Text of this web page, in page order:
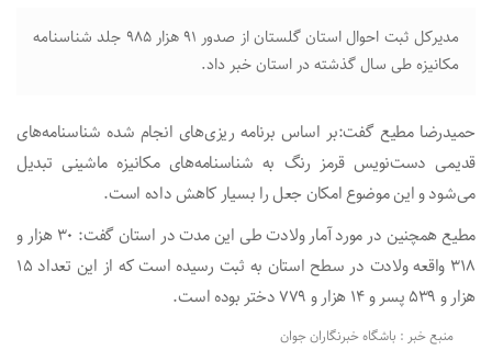
مدیرکل ثبت احوال استان گلستان از صدور ۹۱ هزار ۹۸۵ جلد شناسنامه
مکانیزه طی سال گذشته در استان خبر داد.
حمیدرضا مطیع گفت:بر اساس برنامه ریزی‌های انجام شده شناسنامه‌های
قدیمی دست‌نویس قرمز رنگ به شناسنامه‌های مکانیزه ماشینی تبدیل
می‌شود و این موضوع امکان جعل را بسیار کاهش داده است.
مطیع همچنین در مورد آمار ولادت طی این مدت در استان گفت: ۳۰ هزار و
۳۱۸ واقعه ولادت در سطح استان به ثبت رسیده است که از این تعداد ۱۵
هزار و ۵۳۹ پسر و ۱۴ هزار و ۷۷۹ دختر بوده است.
منبع خبر : باشگاه خبرنگاران جوان